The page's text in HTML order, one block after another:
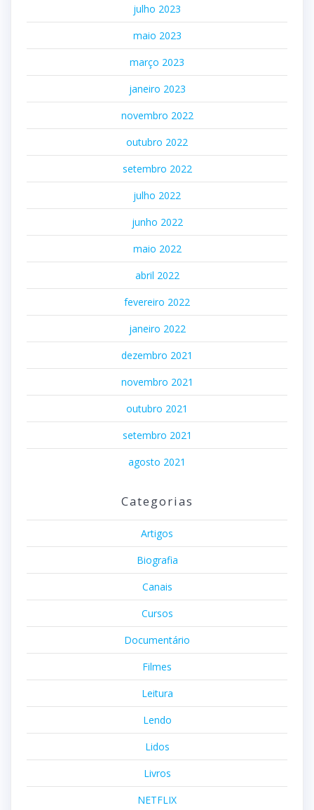
julho 2023
maio 2023
março 2023
janeiro 2023
novembro 2022
outubro 2022
setembro 2022
julho 2022
junho 2022
maio 2022
abril 2022
fevereiro 2022
janeiro 2022
dezembro 2021
novembro 2021
outubro 2021
setembro 2021
agosto 2021
Categorias
Artigos
Biografia
Canais
Cursos
Documentário
Filmes
Leitura
Lendo
Lidos
Livros
NETFLIX